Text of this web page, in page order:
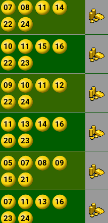
07 08 11
14
22 24
10 11 15
16
22 23
09 10 11
12
22 24
11 13 14
16
20 23
05 07 08
09
15 21
07 11 13
16
23 24